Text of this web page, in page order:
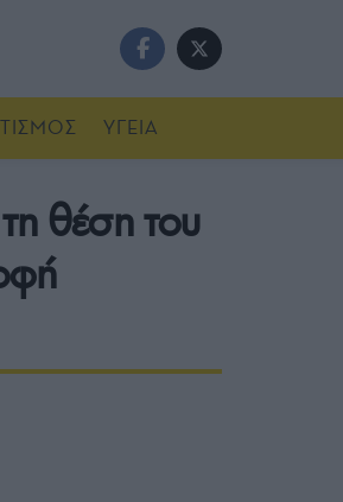
ΥΓΕΙΑ
θέση του